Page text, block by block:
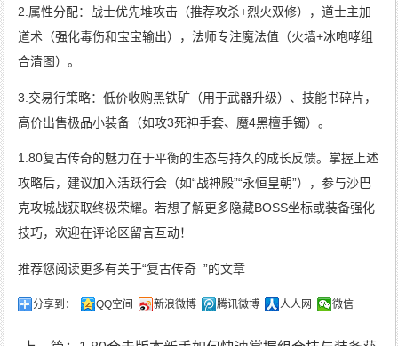
2.属性分配：战士优先堆攻击（推荐攻杀+烈火双修），道士主加
道术（强化毒伤和宝宝输出），法师专注魔法值（火墙+冰咆哮组
合清图）。
3.交易行策略：低价收购黑铁矿（用于武器升级）、技能书碎片，
高价出售极品小装备（如攻3死神手套、魔4黑檀手镯）。
1.80复古传奇的魅力在于平衡的生态与持久的成长反馈。掌握上述
攻略后，建议加入活跃行会（如“战神殿”“永恒皇朝”），参与沙巴
克攻城战获取终极荣耀。若想了解更多隐藏BOSS坐标或装备强化
技巧，欢迎在评论区留言互动！
推荐您阅读更多有关于“复古传奇 ”的文章
分享到： QQ空间 新浪微博 腾讯微博 人人网 微信